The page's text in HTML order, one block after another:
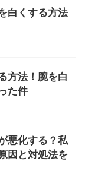
白くする方法
方法！腕を白
た件
悪化する？私
因と対処法を